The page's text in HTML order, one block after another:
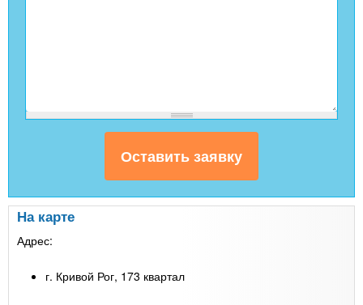
На карте
Адрес:
г. Кривой Рог, 173 квартал